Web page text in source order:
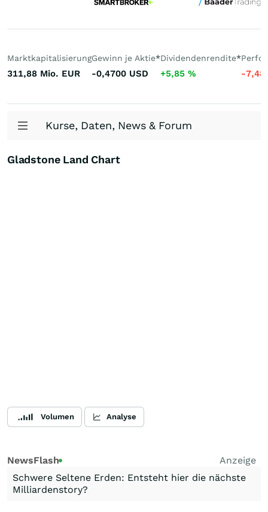
Marktkapitalisierung
311,88 Mio. EUR
Gewinn je Aktie*
-0,4700 USD
Dividendenrendite*
+5,85 % -7,48
Kurse, Daten, News & Forum
Gladstone Land Chart
Volumen Analyse
NewsFlash
Anzeige
Schwere Seltene Erden: Entsteht hier die nächste
Milliardenstory?